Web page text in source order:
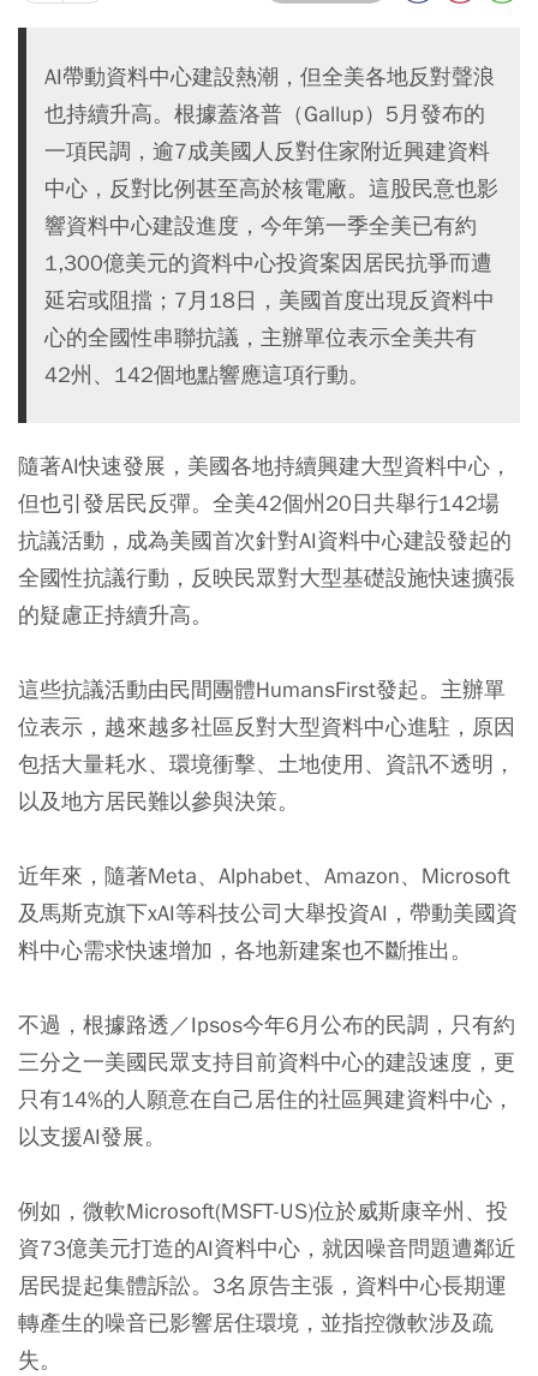
AI帶動資料中心建設熱潮，但全美各地反對聲浪
也持續升高。根據蓋洛普（Gallup）5月發布的
一項民調，逾7成美國人反對住家附近興建資料
中心，反對比例甚至高於核電廠。這股民意也影
響資料中心建設進度，今年第一季全美已有約
1,300億美元的資料中心投資案因居民抗爭而遭
延宕或阻擋；7月18日，美國首度出現反資料中
心的全國性串聯抗議，主辦單位表示全美共有
42州、142個地點響應這項行動。
隨著AI快速發展，美國各地持續興建大型資料中心，
但也引發居民反彈。全美42個州20日共舉行142場
抗議活動，成為美國首次針對AI資料中心建設發起的
全國性抗議行動，反映民眾對大型基礎設施快速擴張
的疑慮正持續升高。
這些抗議活動由民間團體HumansFirst發起。主辦單
位表示，越來越多社區反對大型資料中心進駐，原因
包括大量耗水、環境衝擊、土地使用、資訊不透明，
以及地方居民難以參與決策。
近年來，隨著Meta、Alphabet、Amazon、Microsoft
及馬斯克旗下xAI等科技公司大舉投資AI，帶動美國資
料中心需求快速增加，各地新建案也不斷推出。
不過，根據路透／Ipsos今年6月公布的民調，只有約
三分之一美國民眾支持目前資料中心的建設速度，更
只有14%的人願意在自己居住的社區興建資料中心，
以支援AI發展。
例如，微軟Microsoft(MSFT-US)位於威斯康辛州、投
資73億美元打造的AI資料中心，就因噪音問題遭鄰近
居民提起集體訴訟。3名原告主張，資料中心長期運
轉產生的噪音已影響居住環境，並指控微軟涉及疏
失。